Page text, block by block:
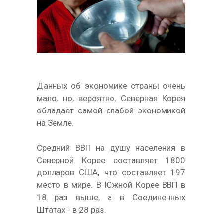
Данных об экономике страны очень
мало, но, вероятно, Северная Корея
обладает самой слабой экономикой
на Земле.
Средний ВВП на душу населения в
Северной Корее составляет 1800
долларов США, что составляет 197
место в мире. В Южной Корее ВВП в
18 раз выше, а в Соединенных
Штатах - в 28 раз.